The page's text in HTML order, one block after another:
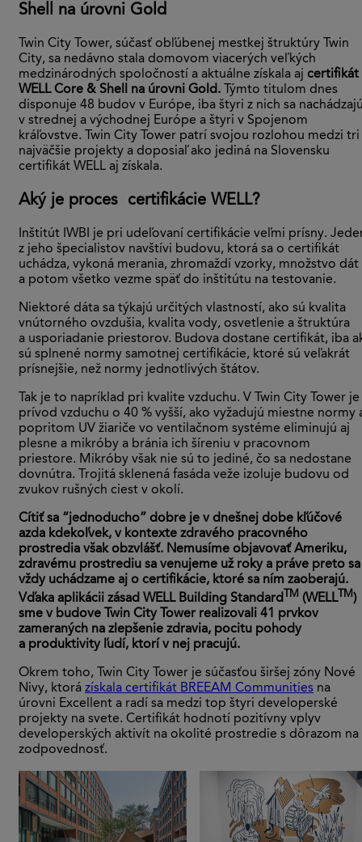
Shell na úrovni Gold
Twin City Tower, súčasť obľúbenej mestkej štruktúry Twin
City, sa nedávno stala domovom viacerých veľkých
medzinárodných spoločností a aktuálne získala aj certifikát
WELL Core & Shell na úrovni Gold.
Týmto titulom dnes
disponuje 48 budov v Európe, iba štyri z nich sa
v strednej a východnej Európe a štyri v Spojenom
kráľovstve. Twin City Tower patrí svojou rozlohou medzi tri
najväčšie projekty a doposiaľ ako jediná na Slovensku
certifikát WELL aj získala.
Aký je proces certifikácie WELL?
Inštitút IWBI je pri udeľovaní certifikácie veľmi prísny.
z jeho špecialistov navštívi budovu, ktorá sa o certifikát
uchádza, vykoná merania, zhromaždí vzorky, množstvo dát
a potom všetko vezme späť do inštitútu na testovanie.
Niektoré dáta sa týkajú určitých vlastností, ako sú kvalita
vnútorného ovzdušia, kvalita vody, osvetlenie a štruktúra
a usporiadanie priestorov. Budova dostane certifikát, iba
sú splnené normy samotnej certifikácie, ktoré sú veľakrát
prísnejšie, než normy jednotlivých štátov.
Tak je to napríklad pri kvalite vzduchu. V Twin City Tower je
prívod vzduchu o 40 % vyšší, ako vyžadujú miestne normy
popritom UV žiariče vo ventilačnom systéme eliminujú aj
plesne a mikróby a bránia ich šíreniu v pracovnom
priestore. Mikróby však nie sú to jediné, čo sa nedostane
dovnútra. Trojitá sklenená fasáda veže izoluje budovu od
zvukov rušných ciest v okolí.
Cítiť sa “jednoducho” dobre je v dnešnej dobe kľúčové
azda kdekoľvek, v kontexte zdravého pracovného
prostredia však obzvlášť. Nemusíme objavovať Ameriku,
zdravému prostrediu sa venujeme už roky a práve preto sa
vždy uchádzame aj o certifikácie, ktoré sa ním zaoberajú.
Vďaka aplikácii zásad WELL Building Standard
TM (WELL TM )
sme v budove Twin City Tower realizovali 41 prvkov
zameraných na zlepšenie zdravia, pocitu pohody
a produktivity ľudí, ktorí v nej pracujú.
Okrem toho, Twin City Tower je súčasťou širšej zóny Nové
Nivy, ktorá získala certifikát BREEAM Communities na
úrovni Excellent a radí sa medzi top štyri developerské
projekty na svete. Certifikát hodnotí pozitívny vplyv
developerských aktivít na okolité prostredie s dôrazom na
zodpovednosť.